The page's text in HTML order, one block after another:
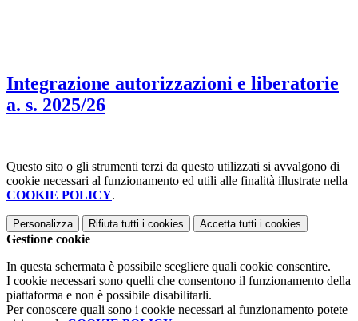
Integrazione autorizzazioni e liberatorie
a. s. 2025/26
Questo sito o gli strumenti terzi da questo utilizzati si avvalgono di
cookie necessari al funzionamento ed utili alle finalità illustrate nella
COOKIE POLICY.
Personalizza Rifiuta tutti i cookies Accetta tutti i cookies
Gestione cookie
In questa schermata è possibile scegliere quali cookie consentire.
I cookie necessari sono quelli che consentono il funzionamento della
piattaforma e non è possibile disabilitarli.
Per conoscere quali sono i cookie necessari al funzionamento potete